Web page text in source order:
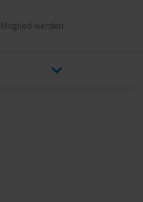
Mitglied werden